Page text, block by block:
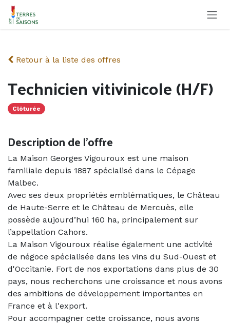
Se rendre au contenu
Retour à la liste des offres
Technicien vitivinicole (H/F)
Clôturée
Description de l'offre
La Maison Georges Vigouroux est une maison
familiale depuis 1887 spécialisé dans le Cépage
Malbec.
Avec ses deux propriétés emblématiques, le Château
de Haute-Serre et le Château de Mercuès, elle
possède aujourd’hui 160 ha, principalement sur
l’appellation Cahors.
La Maison Vigouroux réalise également une activité
de négoce spécialisée dans les vins du Sud-Ouest et
d'Occitanie. Fort de nos exportations dans plus de 30
pays, nous recherchons une croissance et nous avons
des ambitions de développement importantes en
France et à l'export.
Pour accompagner cette croissance, nous avons